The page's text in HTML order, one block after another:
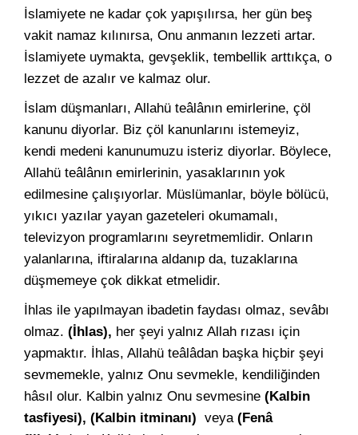
İslamiyete ne kadar çok yapışılırsa, her gün beş
vakit namaz kılınırsa, Onu anmanın lezzeti artar.
İslamiyete uymakta, gevşeklik, tembellik arttıkça, o
lezzet de azalır ve kalmaz olur.
İslam düşmanları, Allahü teâlânın emirlerine, çöl
kanunu diyorlar. Biz çöl kanunlarını istemeyiz,
kendi medeni kanunumuzu isteriz diyorlar. Böylece,
Allahü teâlânın emirlerinin, yasaklarının yok
edilmesine çalışıyorlar. Müslümanlar, böyle bölücü,
yıkıcı yazılar yayan gazeteleri okumamalı,
televizyon programlarını seyretmemlidir. Onların
yalanlarına, iftiralarına aldanıp da, tuzaklarına
düşmemeye çok dikkat etmelidir.
İhlas ile yapılmayan ibadetin faydası olmaz, sevâbı
olmaz. (İhlas), her şeyi yalnız Allah rızası için
yapmaktır. İhlas, Allahü teâlâdan başka hiçbir şeyi
sevmemekle, yalnız Onu sevmekle, kendiliğinden
hâsıl olur. Kalbin yalnız Onu sevmesine (Kalbin
tasfiyesi), (Kalbin itminanı) veya (Fenâ